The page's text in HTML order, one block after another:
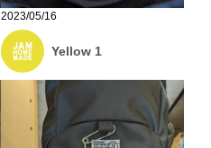
2023/05/16
Yellow 1